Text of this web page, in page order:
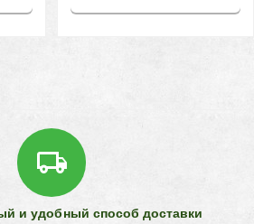
и удобный способ доставки